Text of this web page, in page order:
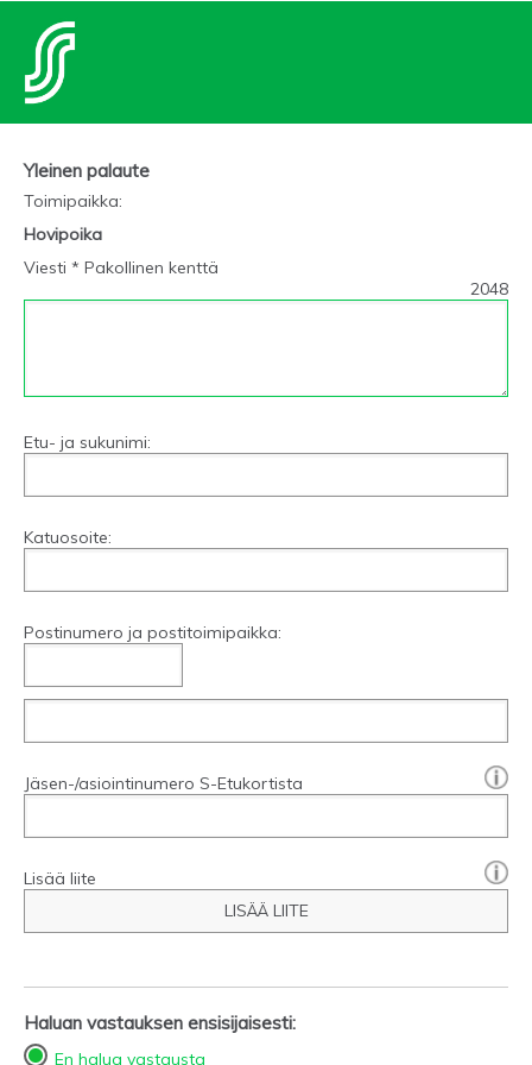
Yleinen palaute
Toimipaikka:
Hovipoika
Viesti * Pakollinen kenttä
2048
Etu- ja sukunimi:
Katuosoite:
Postinumero ja postitoimipaikka:
Jäsen-/asiointinumero S-Etukortista
Lisää liite
LISÄÄ LIITE
Haluan vastauksen ensisijaisesti:
En halua vastausta